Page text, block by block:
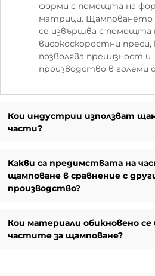
форми с помощта на
матрици. Щамповането
се извършва с помощта
високоскоростни
позволява прецизност и
производство в големи
Кои индустрии използват
части?
Какви са предимствата на
щамповане в сравнение с
производство?
Кои материали обикновено се
частите за щамповане?